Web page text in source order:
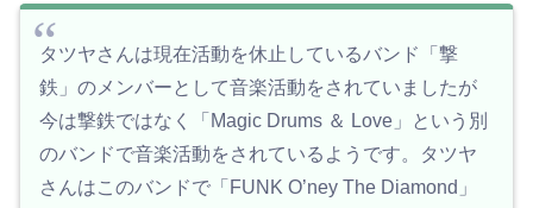
タツヤさんは現在活動を休止しているバンド「撃
鉄」のメンバーとして音楽活動をされていましたが
今は撃鉄ではなく「Magic Drums ＆ Love」という別
のバンドで音楽活動をされているようです。タツヤ
さんはこのバンドで「FUNK O’ney The Diamond」